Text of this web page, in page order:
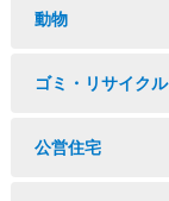
動物
ゴミ・リサイクル
公営住宅